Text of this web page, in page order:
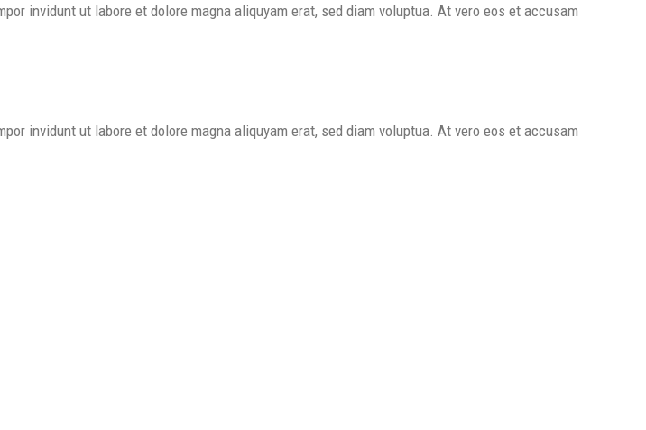
invidunt ut labore et dolore magna aliquyam erat, sed diam voluptua. At vero eos et accusam
invidunt ut labore et dolore magna aliquyam erat, sed diam voluptua. At vero eos et accusam